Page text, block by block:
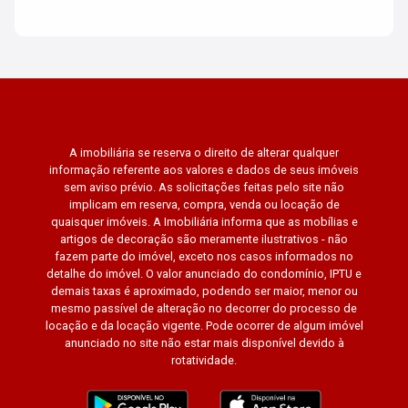
A imobiliária se reserva o direito de alterar qualquer
informação referente aos valores e dados de seus imóveis
sem aviso prévio. As solicitações feitas pelo site não
implicam em reserva, compra, venda ou locação de
quaisquer imóveis. A Imobiliária informa que as mobílias e
artigos de decoração são meramente ilustrativos - não
fazem parte do imóvel, exceto nos casos informados no
detalhe do imóvel. O valor anunciado do condomínio, IPTU e
demais taxas é aproximado, podendo ser maior, menor ou
mesmo passível de alteração no decorrer do processo de
locação e da locação vigente. Pode ocorrer de algum imóvel
anunciado no site não estar mais disponível devido à
rotatividade.